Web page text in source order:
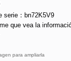
serie：bn72K5V9
que vea la
para ampliarla